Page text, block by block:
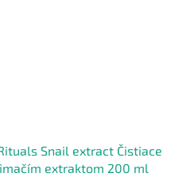
Snail extract Čistiace
extraktom 200 ml